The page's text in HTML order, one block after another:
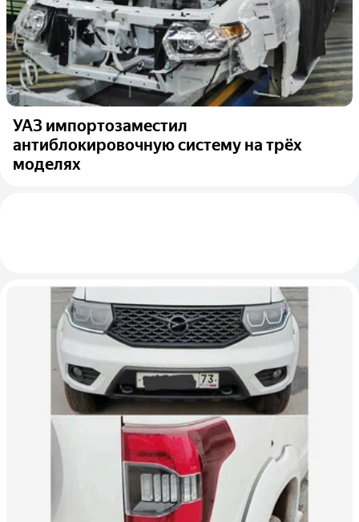
УАЗ импортозаместил
антиблокировочную систему на трёх
моделях